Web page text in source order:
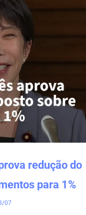
redução do
para 1%
07